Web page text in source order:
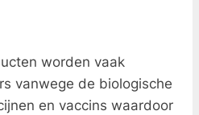
worden vaak
vanwege de biologische
en vaccins waardoor